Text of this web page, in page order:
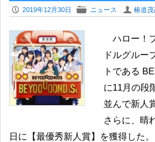
P 2019年12月30日 F ニュース U 椿道茂
ハロー！プロジェクトの最後発アイ
ドルグルー
トである
に11月の段
並んで新人
さらに、晴
日に【最優秀新人賞】を獲得した